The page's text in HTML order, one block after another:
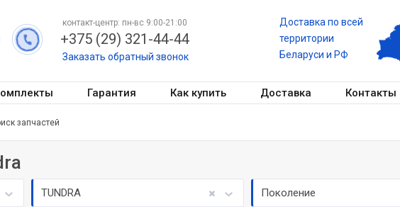
контакт-центр: пн-вс 9:00-21:00
+375 (29) 321-44-44
Заказать обратный звонок
Доставка по всей
территории
Беларуси и РФ
Гарантия Как купить Доставка Контакты
запчастей
TUNDRA Поколение